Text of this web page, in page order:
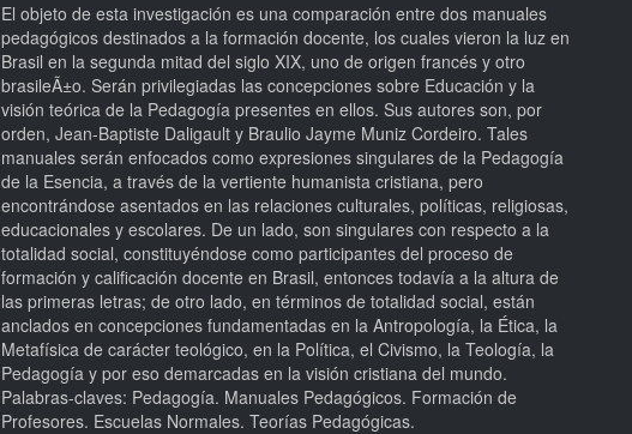
El objeto de esta investigación es una comparación entre dos manuales
pedagógicos destinados a la formación docente, los cuales vieron la luz en
Brasil en la segunda mitad del siglo XIX, uno de origen francés y otro
brasileÃ±o. Serán privilegiadas las concepciones sobre Educación y la
visión teórica de la Pedagogía presentes en ellos. Sus autores son, por
orden, Jean-Baptiste Daligault y Braulio Jayme Muniz Cordeiro. Tales
manuales serán enfocados como expresiones singulares de la Pedagogía
de la Esencia, a través de la vertiente humanista cristiana, pero
encontrándose asentados en las relaciones culturales, políticas, religiosas,
educacionales y escolares. De un lado, son singulares con respecto a la
totalidad social, constituyéndose como participantes del proceso de
formación y calificación docente en Brasil, entonces todavía a la altura de
las primeras letras; de otro lado, en términos de totalidad social, están
anclados en concepciones fundamentadas en la Antropología, la Ética, la
Metafísica de carácter teológico, en la Política, el Civismo, la Teología, la
Pedagogía y por eso demarcadas en la visión cristiana del mundo.
Palabras-claves: Pedagogía. Manuales Pedagógicos. Formación de
Profesores. Escuelas Normales. Teorías Pedagógicas.